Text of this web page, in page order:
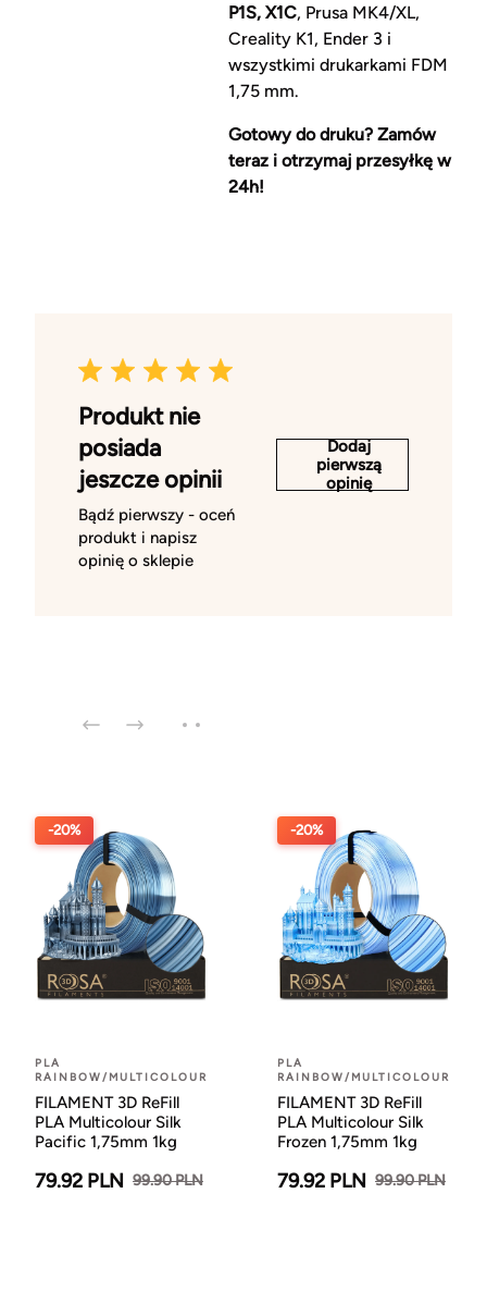
P1S, X1C, Prusa MK4/XL,
Creality K1, Ender 3 i
wszystkimi drukarkami FDM
1,75 mm.
Gotowy do druku? Zamów
teraz i otrzymaj przesyłkę w
24h!
Produkt nie
posiada
jeszcze opinii
Bądź pierwszy - oceń
produkt i napisz
opinię o sklepie
Dodaj
pierwszą
opinię
-20%
PLA
RAINBOW/MULTICOLOUR
FILAMENT 3D ReFill
PLA Multicolour Silk
Pacific 1,75mm 1kg
79.92 PLN 99.90 PLN
-20%
PLA
RAINBOW/MULTICOLOUR
FILAMENT 3D ReFill
PLA Multicolour Silk
Frozen 1,75mm 1kg
79.92 PLN 99.90 PLN